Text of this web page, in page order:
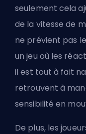
seulement cela
de la vitesse de
ne prévient pas
un jeu où les
il est tout à fait
retrouvent à
sensibilité en
De plus, les